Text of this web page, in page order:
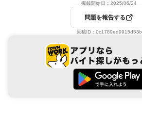
掲載開始日： 2025/06/24
問題を報告する
原稿ID： 0c1789ed9915d53b